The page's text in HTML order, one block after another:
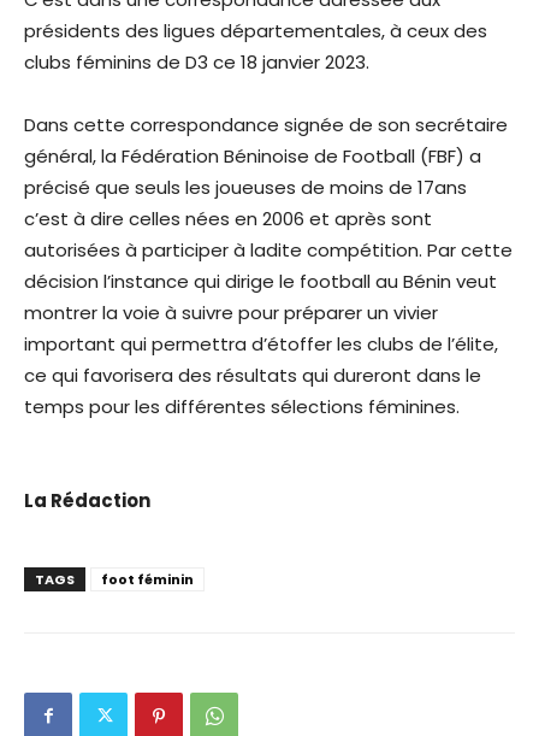
présidents des ligues départementales, à ceux des
clubs féminins de D3 ce 18 janvier 2023.
Dans cette correspondance signée de son secrétaire
général, la Fédération Béninoise de Football (FBF) a
précisé que seuls les joueuses de moins de 17ans
c’est à dire celles nées en 2006 et après sont
autorisées à participer à ladite compétition. Par cette
décision l’instance qui dirige le football au Bénin veut
montrer la voie à suivre pour préparer un vivier
important qui permettra d’étoffer les clubs de l’élite,
ce qui favorisera des résultats qui dureront dans le
temps pour les différentes sélections féminines.
La Rédaction
TAGS foot féminin